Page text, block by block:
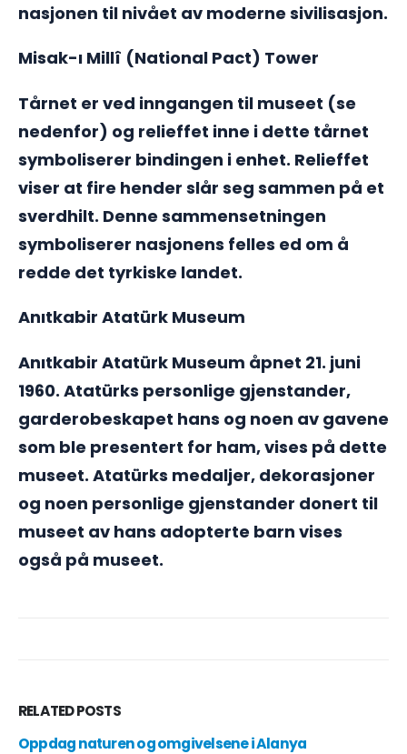
nasjonen til nivået av moderne sivilisasjon.
Misak-ı Millî (National Pact) Tower
Tårnet er ved inngangen til museet (se
nedenfor) og relieffet inne i dette tårnet
symboliserer bindingen i enhet. Relieffet
viser at fire hender slår seg sammen på et
sverdhilt. Denne sammensetningen
symboliserer nasjonens felles ed om å
redde det tyrkiske landet.
Anıtkabir Atatürk Museum
Anıtkabir Atatürk Museum åpnet 21. juni
1960. Atatürks personlige gjenstander,
garderobeskapet hans og noen av gavene
som ble presentert for ham, vises på dette
museet. Atatürks medaljer, dekorasjoner
og noen personlige gjenstander donert til
museet av hans adopterte barn vises
også på museet.
RELATEDPOSTS
Oppdag naturen og omgivelsene i Alanya